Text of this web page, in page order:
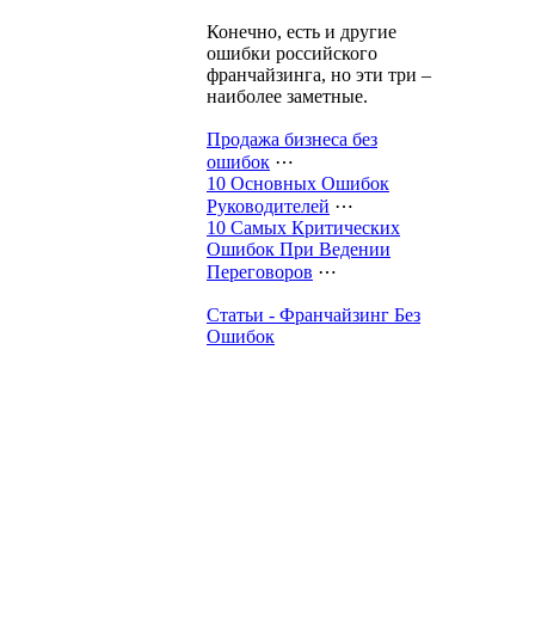
Конечно, есть и другие
ошибки российского
франчайзинга, но эти три –
наиболее заметные.
Продажа бизнеса без
ошибок ⋯
10 Основных Ошибок
Руководителей ⋯
10 Самых Критических
Ошибок При Ведении
Переговоров ⋯
Статьи - Франчайзинг Без
Ошибок